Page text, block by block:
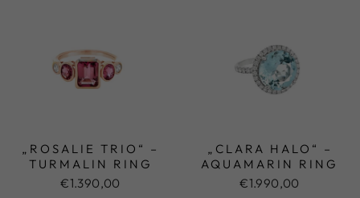
„ROSALIE TRIO“ –
TURMALIN RING
€1.390,00
„CLARA HALO“ –
AQUAMARIN RING
€1.990,00